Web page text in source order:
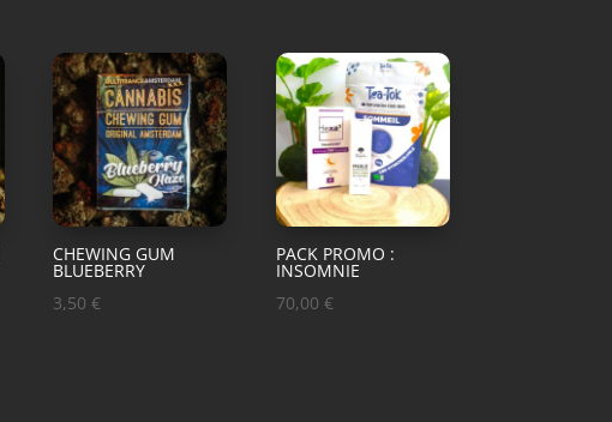
CHEWING GUM
BLUEBERRY
3,50€
PACK PROMO :
INSOMNIE
70,00€